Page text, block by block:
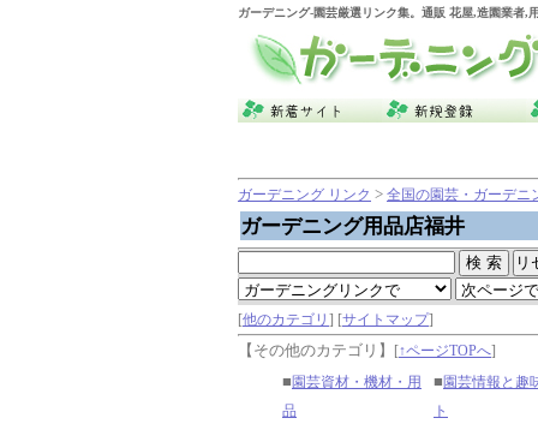
ガーデニング-園芸厳選リンク集。通販 花屋,造園業者,
ガーデニング リンク > 全国の園芸・ガーデニ
ガーデニング用品店福井
[他のカテゴリ ] [サイトマップ]
【その他のカテゴリ】 [↑ページTOPへ]
■ 園芸資材・機材・用
品
■ 園芸情報と趣
ト